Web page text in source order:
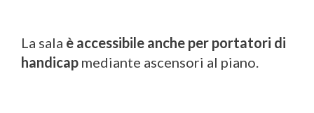
La sala è accessibile anche per portatori di
handicap mediante ascensori al piano.